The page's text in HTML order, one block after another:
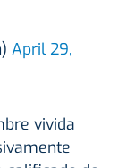
April 29,
vivida